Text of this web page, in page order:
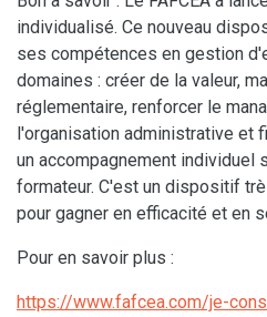
individualisé. Ce nouveau
ses compétences en gestion
domaines : créer de la valeur,
réglementaire, renforcer le
l'organisation administrative et
un accompagnement individuel
formateur. C'est un dispositif
pour gagner en efficacité et en
Pour en savoir plus :
https://www.fafcea.com/je-